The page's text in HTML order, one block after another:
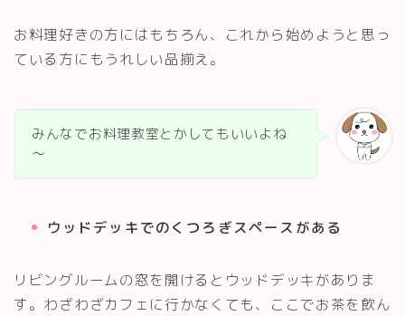
お料理好きの方にはもちろん、これから始めようと思っ
ている方にもうれしい品揃え。
みんなでお料理教室とかしてもいいよね
～
ウッドデッキでのくつろぎスペースがある
リビングルームの窓を開けるとウッドデッキがありま
す。わざわざカフェに行かなくても、ここでお茶を飲ん